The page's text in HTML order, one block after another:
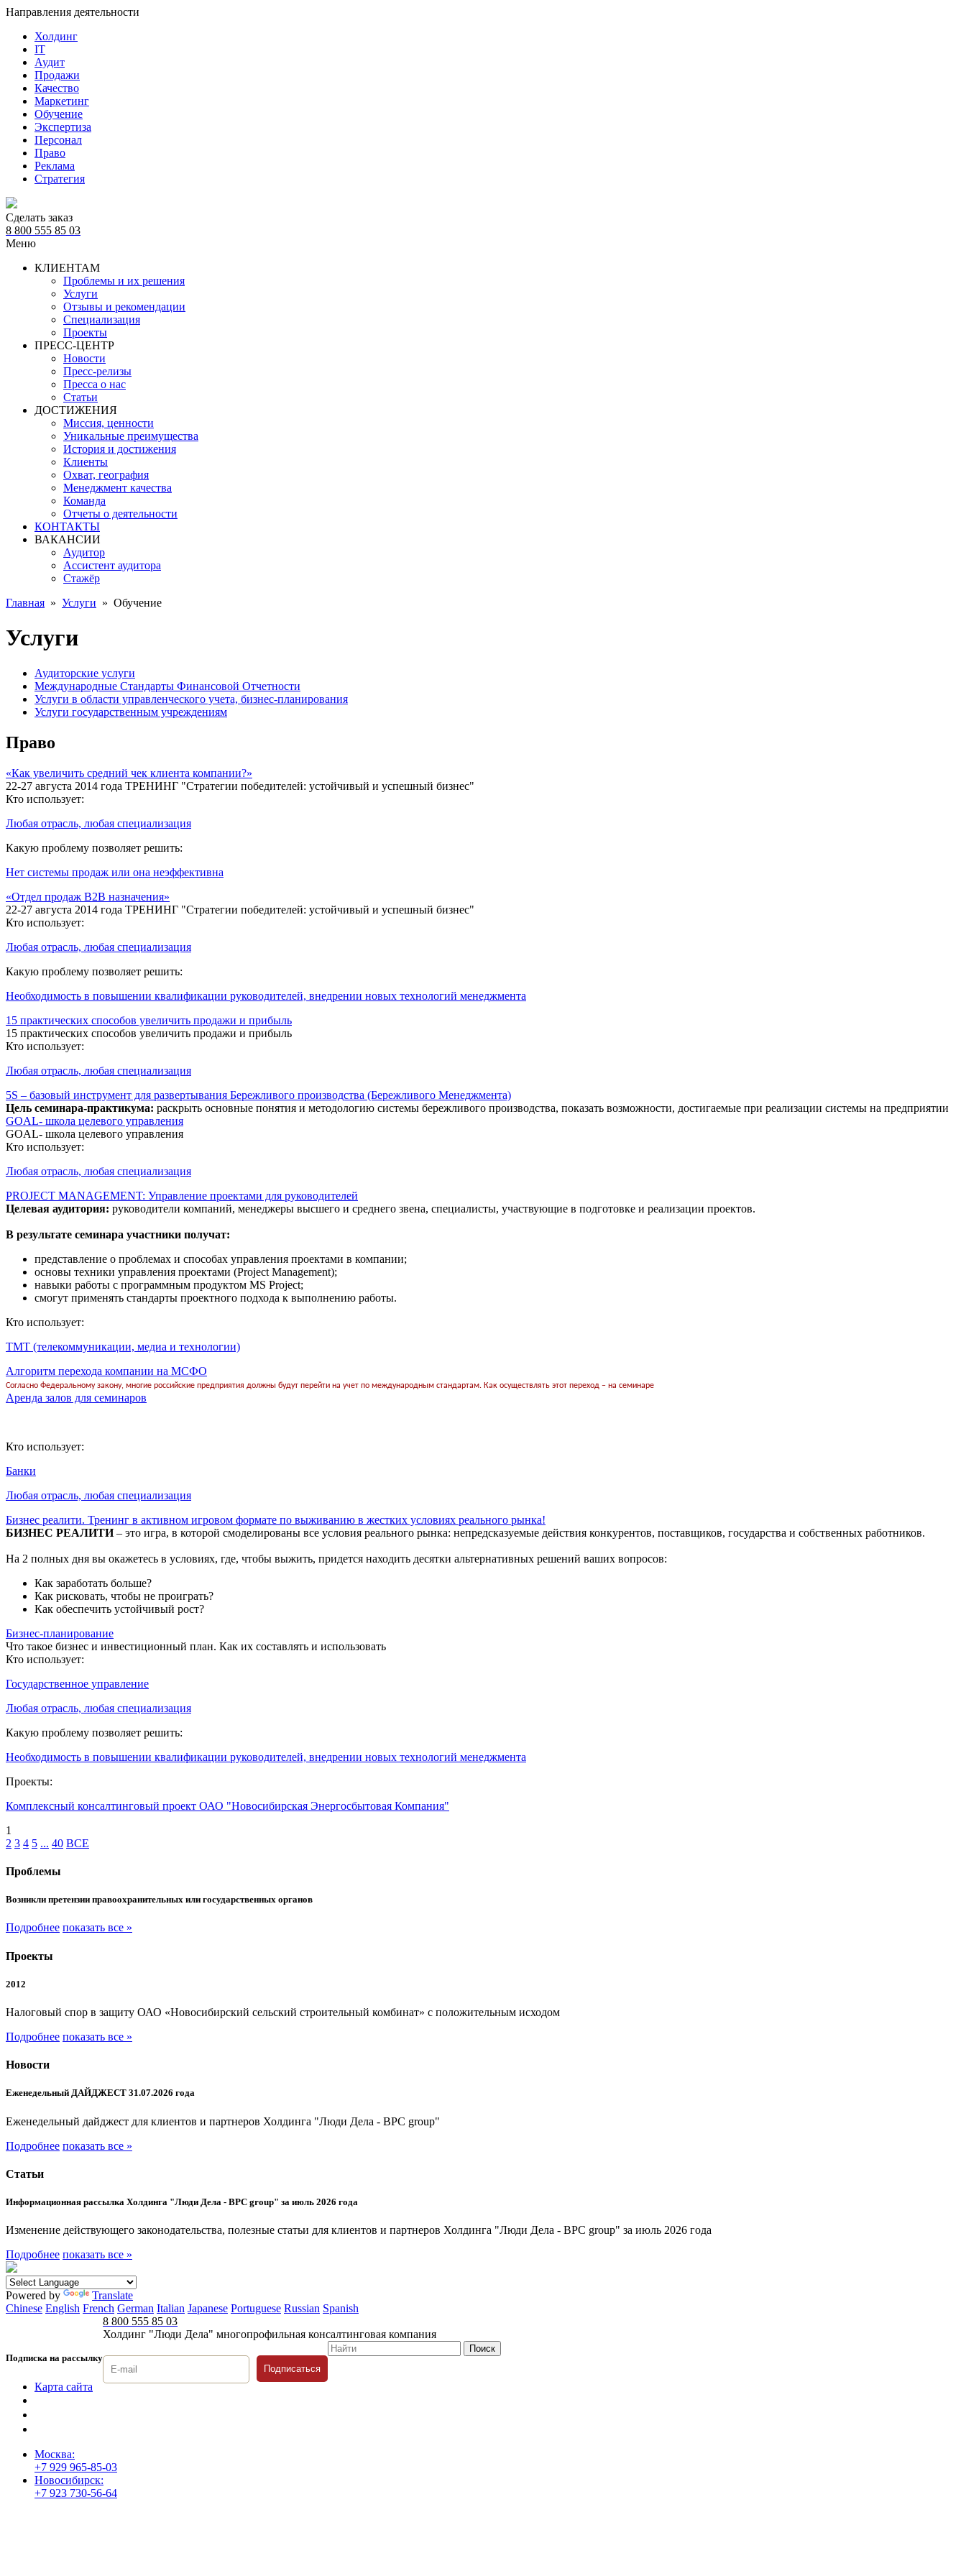
Направления деятельности
Холдинг
IT
Аудит
Продажи
Качество
Маркетинг
Обучение
Экспертиза
Персонал
Право
Реклама
Стратегия
Сделать заказ
8 800 555 85 03
Меню
КЛИЕНТАМ
Проблемы и их решения
Услуги
Отзывы и рекомендации
Специализация
Проекты
ПРЕСС-ЦЕНТР
Новости
Пресс-релизы
Пресса о нас
Статьи
ДОСТИЖЕНИЯ
Миссия, ценности
Уникальные преимущества
История и достижения
Клиенты
Охват, география
Менеджмент качества
Команда
Отчеты о деятельности
КОНТАКТЫ
ВАКАНСИИ
Аудитор
Ассистент аудитора
Стажёр
Главная » Услуги » Обучение
Услуги
Аудиторские услуги
Международные Стандарты Финансовой Отчетности
Услуги в области управленческого учета, бизнес-планирования
Услуги государственным учреждениям
Право
«Как увеличить средний чек клиента компании?»
22-27 августа 2014 года ТРЕНИНГ "Стратегии победителей: устойчивый и успешный бизнес"
Кто использует:
Любая отрасль, любая специализация
Какую проблему позволяет решить:
Нет системы продаж или она неэффективна
«Отдел продаж В2В назначения»
22-27 августа 2014 года ТРЕНИНГ "Стратегии победителей: устойчивый и успешный бизнес"
Кто использует:
Любая отрасль, любая специализация
Какую проблему позволяет решить:
Необходимость в повышении квалификации руководителей, внедрении новых технологий менеджмента
15 практических способов увеличить продажи и прибыль
15 практических способов увеличить продажи и прибыль
Кто использует:
Любая отрасль, любая специализация
5S – базовый инструмент для развертывания Бережливого производства (Бережливого Менеджмента)
Цель семинара-практикума: раскрыть основные понятия и методологию системы бережливого производства, показать возможности, достигаемые при реализации системы на предприятии
GOAL- школа целевого управления
GOAL- школа целевого управления
Кто использует:
Любая отрасль, любая специализация
PROJECT MANAGEMENT: Управление проектами для руководителей
Целевая аудитория: руководители компаний, менеджеры высшего и среднего звена, специалисты, участвующие в подготовке и реализации проектов.
В результате семинара участники получат:
представление о проблемах и способах управления проектами в компании;
основы техники управления проектами (Project Management);
навыки работы с программным продуктом MS Project;
смогут применять стандарты проектного подхода к выполнению работы.
Кто использует:
ТМТ (телекоммуникации, медиа и технологии)
Алгоритм перехода компании на МСФО
Согласно Федеральному закону, многие российские предприятия должны будут перейти на учет по международным стандартам. Как осуществлять этот переход – на семинаре
Аренда залов для семинаров
Кто использует:
Банки
Любая отрасль, любая специализация
Бизнес реалити. Тренинг в активном игровом формате по выживанию в жестких условиях реального рынка!
БИЗНЕС РЕАЛИТИ– это игра, в которой смоделированы все условия реального рынка: непредсказуемые действия конкурентов, поставщиков, государства и собственных работников.
На 2 полных дня вы окажетесь в условиях, где, чтобы выжить, придется находить десятки альтернативных решений ваших вопросов:
Как заработать больше?
Как рисковать, чтобы не проиграть?
Как обеспечить устойчивый рост?
Бизнес-планирование
Что такое бизнес и инвестиционный план. Как их составлять и использовать
Кто использует:
Государственное управление
Любая отрасль, любая специализация
Какую проблему позволяет решить:
Необходимость в повышении квалификации руководителей, внедрении новых технологий менеджмента
Проекты:
Комплексный консалтинговый проект ОАО "Новосибирская Энергосбытовая Компания"
1
2 3 4 5 ... 40 ВСЕ
Проблемы
Возникли претензии правоохранительных или государственных органов
Подробнее показать все »
Проекты
2012
Налоговый спор в защиту ОАО «Новосибирский сельский строительный комбинат» с положительным исходом
Подробнее показать все »
Новости
Еженедельный ДАЙДЖЕСТ 31.07.2026 года
Еженедельный дайджест для клиентов и партнеров Холдинга "Люди Дела - BPC group"
Подробнее показать все »
Статьи
Информационная рассылка Холдинга "Люди Дела - BPC group" за июль 2026 года
Изменение действующего законодательства, полезные статьи для клиентов и партнеров Холдинга "Люди Дела - BPC group" за июль 2026 года
Подробнее показать все »
Powered by
Translate
Chinese English French German Italian Japanese Portuguese Russian Spanish
Подписка на рассылку
8 800 555 85 03
Холдинг "Люди Дела" многопрофильная консалтинговая компания
Подписаться
Карта сайта
Москва:
+7 929 965-85-03
Новосибирск:
+7 923 730-56-64